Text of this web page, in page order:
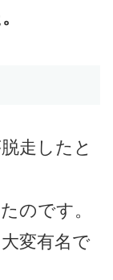
走したと
のです。
変有名で